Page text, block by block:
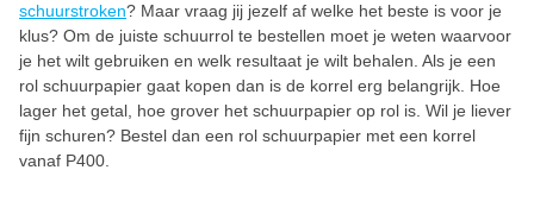
schuurstroken? Maar vraag jij jezelf af welke het beste is voor je
klus? Om de juiste schuurrol te bestellen moet je weten waarvoor
je het wilt gebruiken en welk resultaat je wilt behalen. Als je een
rol schuurpapier gaat kopen dan is de korrel erg belangrijk. Hoe
lager het getal, hoe grover het schuurpapier op rol is. Wil je liever
fijn schuren? Bestel dan een rol schuurpapier met een korrel
vanaf P400.